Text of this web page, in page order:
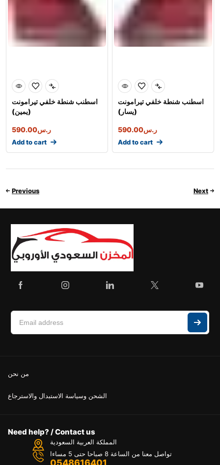
اسطنب شنطة خلفي تيرامونت
(يمين)
ر.س590.00
Add to cart
اسطنب شنطة خلفي تيرامونت
(يسار)
ر.س590.00
Add to cart
Previous Next
من نحن
الشحن وسياسة الاستبدال والاسترجاع
Need help? / Contact us
المملكة العربية السعودية
تواصل معنا من الساعة 8 صباحا حتى 5 مساءا
0548616401